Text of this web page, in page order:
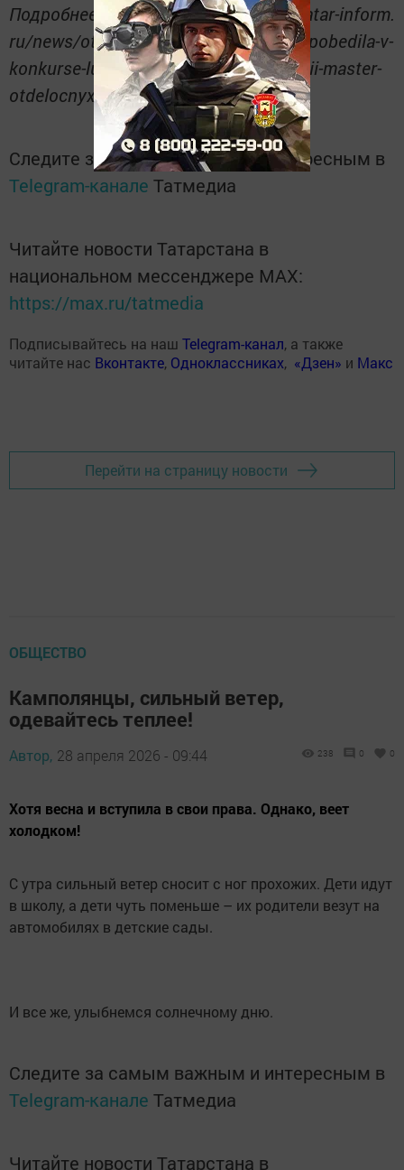
Подробнее: https://www. tatar-inform.
ru/news/otdelocnik-tatyana-mixailova-pobedila-v-
konkurse-lucsii-po-professii-v-nominacii-master-
otdelocnyx-rabot-6025176
Следите за самым важным и интересным в
Telegram-канале Татмедиа
Читайте новости Татарстана в
национальном мессенджере MАХ:
https://max.ru/tatmedia
Подписывайтесь на наш Telegram-канал, а также
читайте нас Вконтакте, Одноклассниках, «Дзен» и Макс
Перейти на страницу новости
ОБЩЕСТВО
Камполянцы, сильный ветер,
одевайтесь теплее!
Автор, 28 апреля 2026 - 09:44 238 0 0
Хотя весна и вступила в свои права. Однако, веет
холодком!
С утра сильный ветер сносит с ног прохожих. Дети идут
в школу, а дети чуть поменьше – их родители везут на
автомобилях в детские сады.
И все же, улыбнемся солнечному дню.
Следите за самым важным и интересным в
Telegram-канале Татмедиа
Читайте новости Татарстана в